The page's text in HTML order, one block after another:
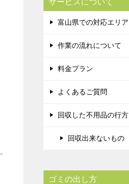
サービスについて
富山県での対応エリア
作業の流れについて
料金プラン
よくあるご質問
回収した不用品の行方
回収出来ないもの
ゴミの出し方